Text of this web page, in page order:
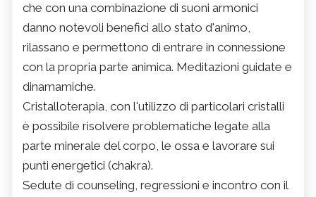
che con una combinazione di suoni armonici
danno notevoli benefici allo stato d'animo,
rilassano e permettono di entrare in connessione
con la propria parte animica. Meditazioni guidate e
dinamamiche.
Cristalloterapia, con l'utilizzo di particolari cristalli
è possibile risolvere problematiche legate alla
parte minerale del corpo, le ossa e lavorare sui
punti energetici (chakra).
Sedute di counseling, regressioni e incontro con il